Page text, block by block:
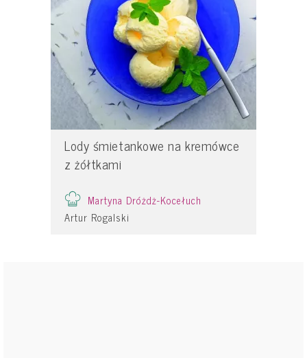
Lody śmietankowe na kremówce
z żółtkami
Martyna Dróżdż-Kocełuch
Artur Rogalski